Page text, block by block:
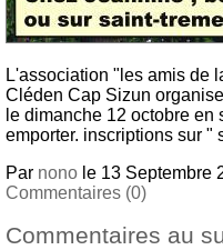
L'association "les amis de
Cléden Cap Sizun
le dimanche 12 octobre
emporter. inscriptions sur "
Par nono le 13 Septembre
Commentaires (0)
Commentaires au